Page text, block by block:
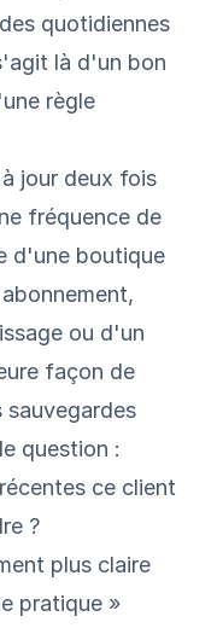
quotidiennes
là d'un bon
règle
jour deux fois
fréquence de
d'une boutique
ou d'un
façon de
sauvegardes
question :
ce client
?
plus claire
pratique »